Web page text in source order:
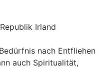
Irland
nach Entfliehen
auch Spiritualität,